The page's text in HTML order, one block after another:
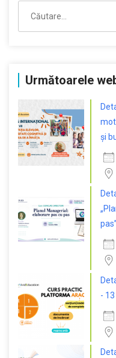
după:
Următoarele
și
- 13